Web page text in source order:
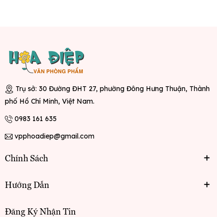
Trụ sở: 30 Đường ĐHT 27, phường Đông Hưng Thuận, Thành
phố Hồ Chí Minh, Việt Nam.
0983 161 635
vpphoadiep@gmail.com
Chính Sách
Hướng Dẫn
Đăng Ký Nhận Tin